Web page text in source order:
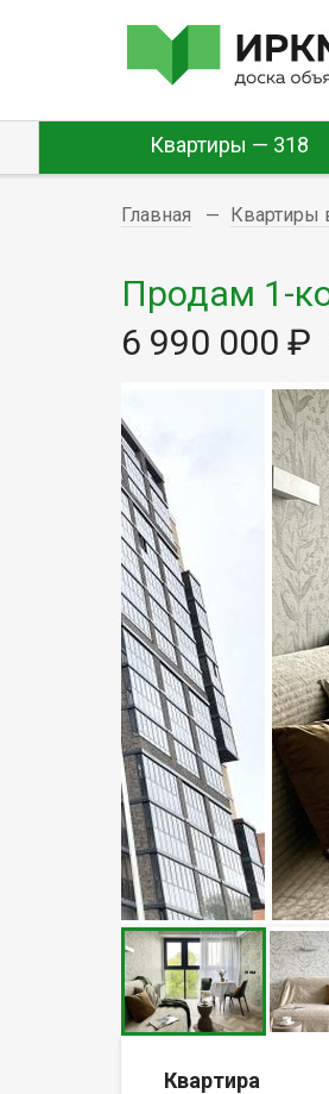
Квартиры — 318
Главная Квартиры
Продам 1-
6 990 000 ₽
Квартира